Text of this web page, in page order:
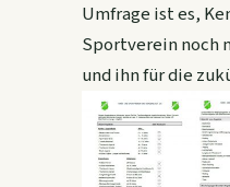
Umfrage ist es,
Sportverein noch
und ihn für die